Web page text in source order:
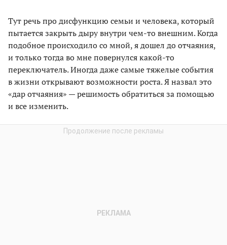
Тут речь про дисфункцию семьи и человека, который
пытается закрыть дыру внутри чем-то внешним. Когда
подобное происходило со мной, я дошел до отчаяния,
и только тогда во мне повернулся какой-то
переключатель. Иногда даже самые тяжелые события
в жизни открывают возможности роста. Я назвал это
«дар отчаяния» — решимость обратиться за помощью
и все изменить.